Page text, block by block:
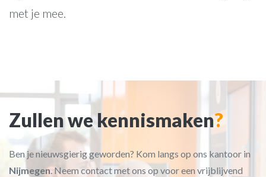
met je mee.
Zullen we kennismaken?
Ben je nieuwsgierig geworden? Kom langs op ons kantoor in
Nijmegen. Neem contact met ons op voor een vrijblijvend